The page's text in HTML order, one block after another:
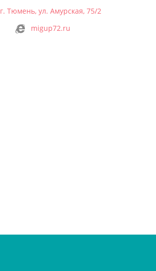
г. Тюмень, ул. Амурская, 75/2
migup72.ru